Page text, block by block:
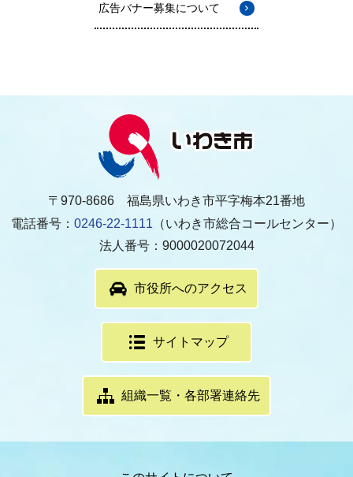
広告バナー募集について
〒970-8686 福島県いわき市平字梅本21番地
電話番号： 0246-22-1111 （いわき市総合コールセンター）
法人番号：9000020072044
市役所へのアクセス
サイトマップ
組織一覧・各部署連絡先